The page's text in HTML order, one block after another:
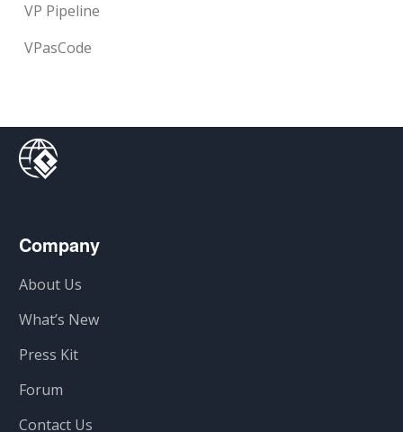
VP Pipeline
VPasCode
Company
About Us
What’s New
Press Kit
Forum
Contact Us